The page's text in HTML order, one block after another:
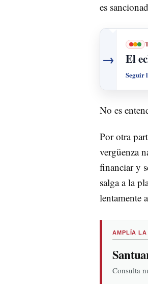
es
→ El
Seguir
No es
Por otra
vergüenza
financiar y
salga a la
lentamente
AMPLÍA LA
Consulta